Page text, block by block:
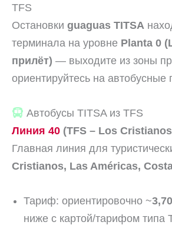
TFS
Остановки guaguas TITSA
терминала на уровне Planta 0
прилёт) — выходите из зоны
ориентируйтесь на
Автобусы TITSA из TFS
Линия 40 (TFS – Los
Главная линия для
Cristianos, Las Américas,
Тариф: ориентировочно ~
ниже с картой/тарифом типа